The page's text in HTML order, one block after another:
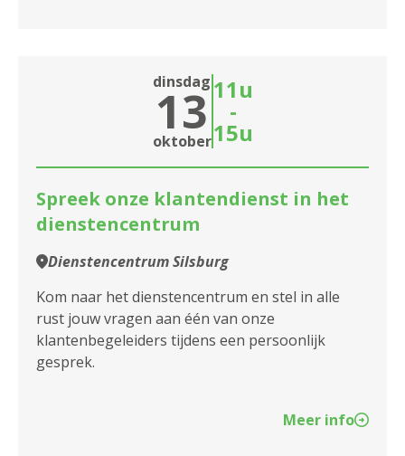
dinsdag
13
oktober
11u
-
15u
Spreek onze klantendienst in het
dienstencentrum
Dienstencentrum Silsburg
Kom naar het dienstencentrum en stel in alle
rust jouw vragen aan één van onze
klantenbegeleiders tijdens een persoonlijk
gesprek.
Meer info